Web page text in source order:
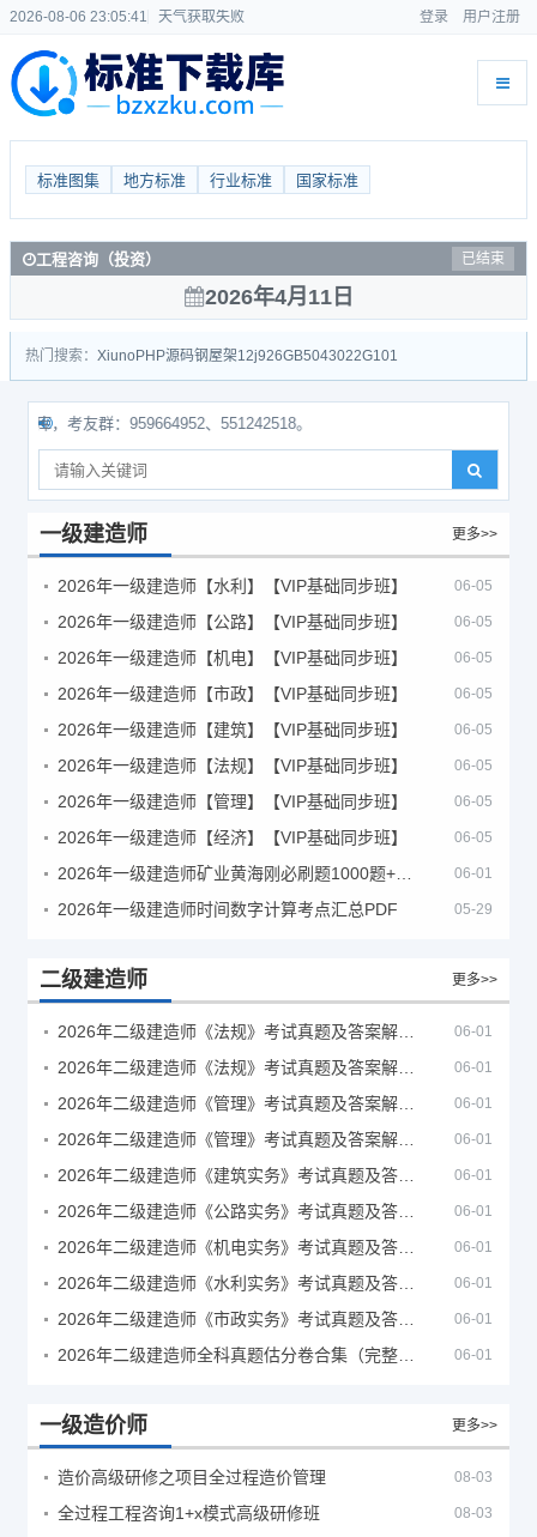
2026-08-06 23:05:41 天气获取失败 登录 用户注册
标准图集 地方标准 行业标准 国家标准
工程咨询（投资） 已结束
2026年4月11日
热门搜索： Xiuno PHP源码钢屋架12j926GB5043022G101
，考友群：959664952、551242518。
一级建造师 更多>>
2026年一级建造师【水利】【VIP基础同步班】 06-05
2026年一级建造师【公路】【VIP基础同步班】 06-05
2026年一级建造师【机电】【VIP基础同步班】 06-05
2026年一级建造师【市政】【VIP基础同步班】 06-05
2026年一级建造师【建筑】【VIP基础同步班】 06-05
2026年一级建造师【法规】【VIP基础同步班】 06-05
2026年一级建造师【管理】【VIP基础同步班】 06-05
2026年一级建造师【经济】【VIP基础同步班】 06-05
06-01
2026年一级建造师时间数字计算考点汇总PDF 05-29
二级建造师 更多>>
06-01
06-01
06-01
06-01
06-01
06-01
06-01
06-01
06-01
06-01
一级造价师 更多>>
造价高级研修之项目全过程造价管理 08-03
全过程工程咨询1+x模式高级研修班 08-03